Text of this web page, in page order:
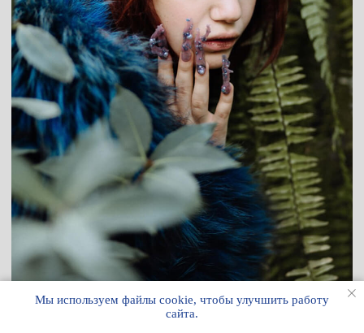
Мы используем файлы cookie, чтобы улучшить работу
сайта.